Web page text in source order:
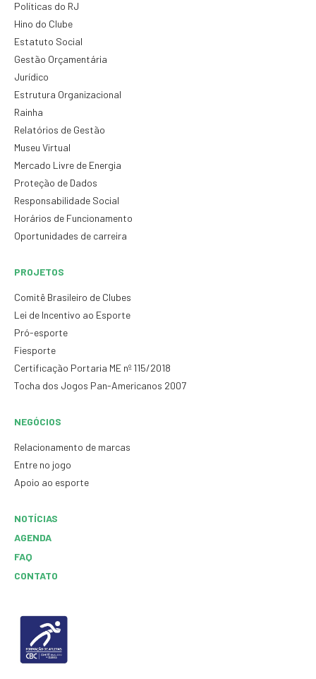
Políticas do RJ
Hino do Clube
Estatuto Social
Gestão Orçamentária
Jurídico
Estrutura Organizacional
Rainha
Relatórios de Gestão
Museu Virtual
Mercado Livre de Energia
Proteção de Dados
Responsabilidade Social
Horários de Funcionamento
Oportunidades de carreira
PROJETOS
Comitê Brasileiro de Clubes
Lei de Incentivo ao Esporte
Pró-esporte
Fiesporte
Certificação Portaria ME nº 115/2018
Tocha dos Jogos Pan-Americanos 2007
NEGÓCIOS
Relacionamento de marcas
Entre no jogo
Apoio ao esporte
NOTÍCIAS
AGENDA
FAQ
CONTATO